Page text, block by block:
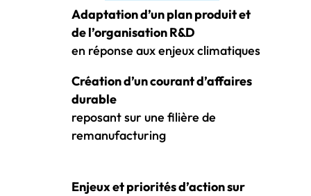
Adaptation d’un plan produit et
de l’organisation R&D
en réponse aux enjeux climatiques
Création d’un courant d’affaires
durable
reposant sur une filière de
remanufacturing
Enjeux et priorités d’action sur